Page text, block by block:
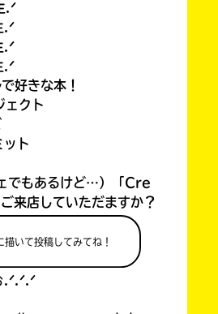
描いて投稿してみてね！
.ᐟ
好きな本！
ェクト
ト
でもあるけど…）「Cre
店していただますか？
.ᐟ.ᐟ.ᐟ
.ᐟ.ᐟ.ᐟ